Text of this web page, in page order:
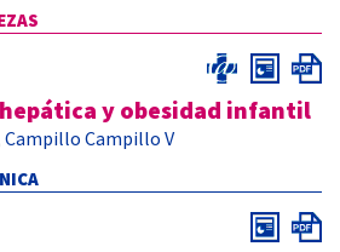
y obesidad infantil
Campillo Campillo V